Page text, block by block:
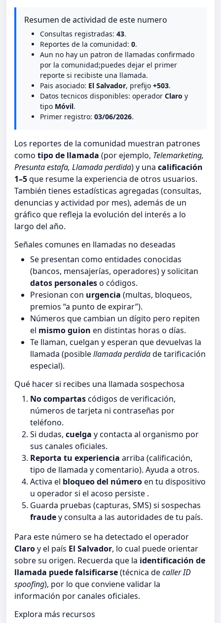
Resumen de actividad de este numero
Consultas registradas: 43.
Reportes de la comunidad: 0.
Aun no hay un patron de llamadas confirmado
por la comunidad;puedes dejar el primer
reporte si recibiste una llamada.
Pais asociado: El Salvador, prefijo +503.
Datos tecnicos disponibles: operador Claro y
tipo Móvil.
Primer registro: 03/06/2026.
Los reportes de la comunidad muestran patrones
como tipo de llamada (por ejemplo, Telemarketing,
Presunta estafa, Llamada perdida) y una calificación
1–5que resume la experiencia de otros usuarios.
También tienes estadísticas agregadas (consultas,
denuncias y actividad por mes), además de un
gráfico que refleja la evolución del interés a lo
largo del año.
Señales comunes en llamadas no deseadas
Se presentan como entidades conocidas
(bancos, mensajerías, operadores) y solicitan
datos personaleso códigos.
Presionan con urgencia (multas, bloqueos,
premios “a punto de expirar”).
Números que cambian un dígito pero repiten
el mismo guion en distintas horas o días.
Te llaman, cuelgan y esperan que devuelvas la
llamada (posiblellamada perdidade tarificación
especial).
Qué hacer si recibes una llamada sospechosa
No compartascódigos de verificación,
números de tarjeta ni contraseñas por
teléfono.
Si dudas, cuelga y contacta al organismo por
sus canales oficiales.
Reporta tu experiencia arriba (calificación,
tipo de llamada y comentario). Ayuda a otros.
Activa el bloqueo del númeroen tu dispositivo
u operador si el acoso persiste .
Guarda pruebas (capturas, SMS) si sospechas
fraudey consulta a las autoridades de tu país.
Para este número se ha detectado el operador
Claroy el país El Salvador, lo cual puede orientar
sobre su origen. Recuerda que la identificación de
llamada puede falsificarse(técnica decaller ID
spoofing), por lo que conviene validar la
información por canales oficiales.
Explora más recursos